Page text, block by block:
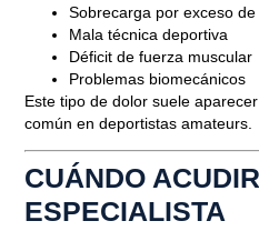
Sobrecarga por exceso de
Mala técnica deportiva
Déficit de fuerza muscular
Problemas biomecánicos
Este tipo de dolor suele
común en deportistas amateurs.
CUÁNDO
ESPECIALISTA